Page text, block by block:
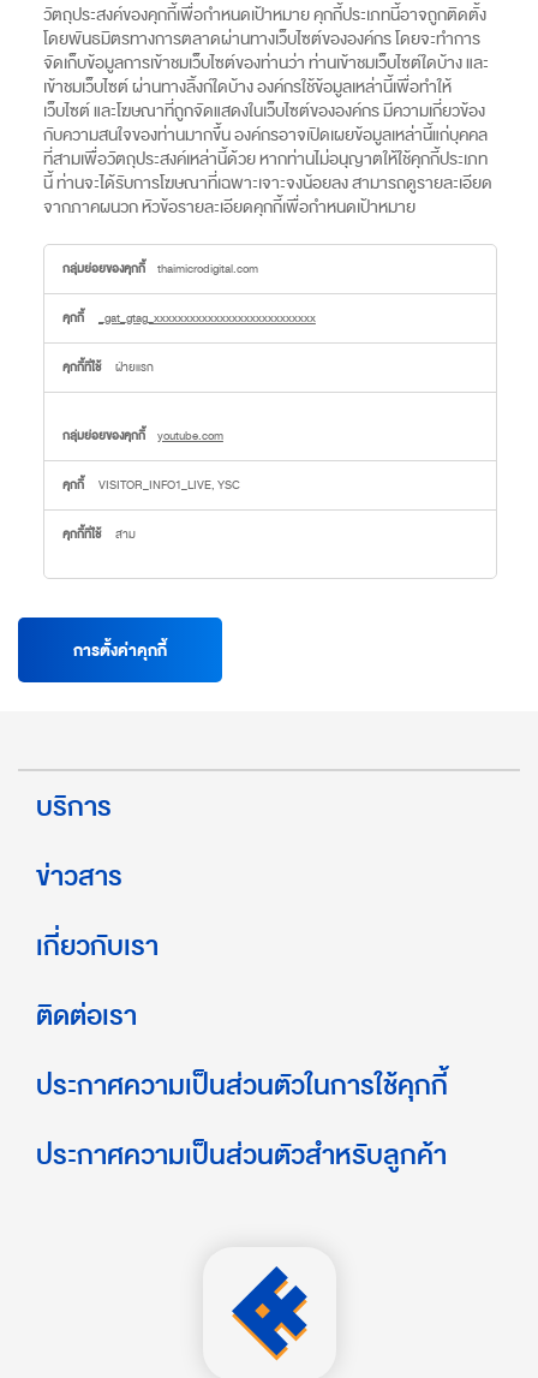
วัตถุประสงค์ของคุกกี้เพื่อกำหนดเป้าหมาย คุกกี้ประเภทนี้อาจถูกติดตั้ง
โดยพันธมิตรทางการตลาดผ่านทางเว็บไซต์ขององค์กร โดยจะทำการ
จัดเก็บข้อมูลการเข้าชมเว็บไซต์ของท่านว่า ท่านเข้าชมเว็บไซต์ใดบ้าง และ
เข้าชมเว็บไซต์ ผ่านทางลิ้งก์ใดบ้าง องค์กรใช้ข้อมูลเหล่านี้เพื่อทำให้
เว็บไซต์ และโฆษณาที่ถูกจัดแสดงในเว็บไซต์ขององค์กร มีความเกี่ยวข้อง
กับความสนใจของท่านมากขึ้น องค์กรอาจเปิดเผยข้อมูลเหล่านี้แก่บุคคล
ที่สามเพื่อวัตถุประสงค์เหล่านี้ด้วย หากท่านไม่อนุญาตให้ใช้คุกกี้ประเภท
นี้ ท่านจะได้รับการโฆษณาที่เฉพาะเจาะจงน้อยลง สามารถดูรายละเอียด
จากภาคผนวก หัวข้อรายละเอียดคุกกี้เพื่อกำหนดเป้าหมาย
กำหนด
เป้า
หมาย
thaimicrodigital.com
_gat_gtag_xxxxxxxxxxxxxxxxxxxxxxxxxxx
ฝ่ายแรก
youtube.com
VISITOR_INFO1_LIVE, YSC
สาม
การตั้งค่าคุกกี้
บริการ
ข่าวสาร
เกี่ยวกับเรา
ติดต่อเรา
ประกาศความเป็นส่วนตัวในการใช้คุกกี้
ประกาศความเป็นส่วนตัวสำหรับลูกค้า